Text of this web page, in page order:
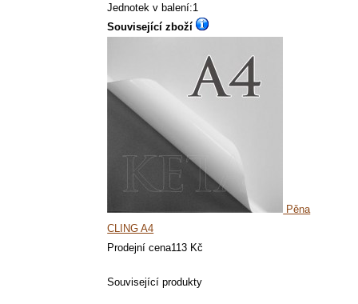
Jednotek v balení:1
Související zboží
Pěna
CLING A4
Prodejní cena113 Kč
Související produkty